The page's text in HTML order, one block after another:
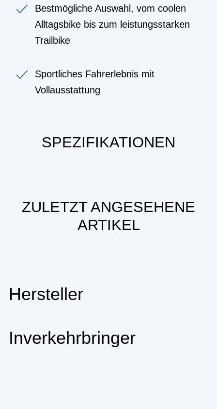
Bestmögliche Auswahl, vom coolen
Alltagsbike bis zum leistungsstarken
Trailbike
Sportliches Fahrerlebnis mit
Vollausstattung
SPEZIFIKATIONEN
ZULETZT ANGESEHENE
ARTIKEL
Hersteller
Inverkehrbringer